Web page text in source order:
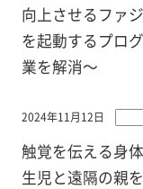
向上させるファ
を起動するプロ
業を解消～
2024年11月12日
触覚を伝える身
生児と遠隔の親